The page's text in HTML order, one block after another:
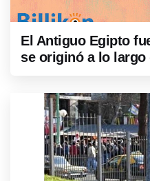
El Antiguo Egipto
se originó a lo